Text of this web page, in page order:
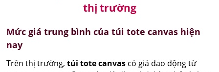
thị trường
Mức giá trung bình của túi tote canvas hiện
nay
Trên thị trường,túi tote canvas có giá dao động từ